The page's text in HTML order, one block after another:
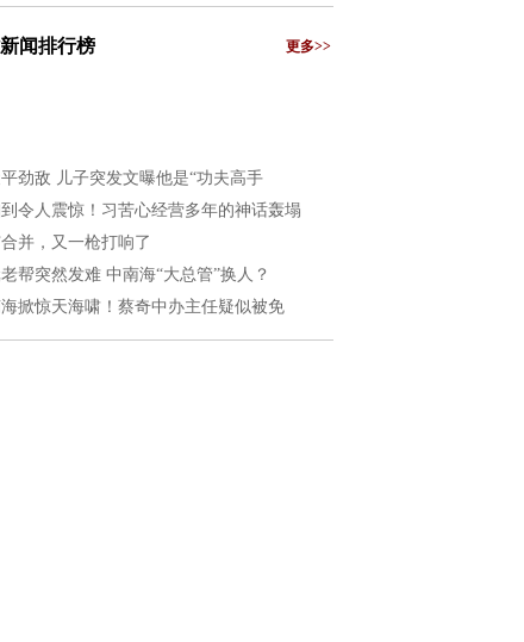
闻排行榜 更多>>
劲敌 儿子突发文曝他是“功夫高手
令人震惊！习苦心经营多年的神话轰塌
并，又一枪打响了
帮突然发难 中南海“大总管”换人？
掀惊天海啸！蔡奇中办主任疑似被免